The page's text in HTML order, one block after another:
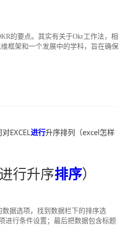
的要点。其实有关于Okr工作法，相
框架和一个发展中的学科，旨在确保
EXCEL进行升序排列（excel怎样
行升序排序）
据选项，找到数据栏下的排序选
进行条件设置；最后把数据包含标题